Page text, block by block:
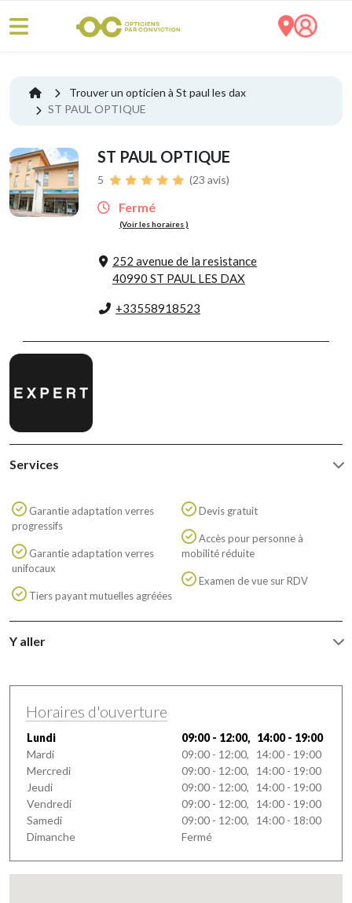
Trouver un opticien à St paul les dax
ST PAUL OPTIQUE
ST PAUL OPTIQUE
5 (23 avis)
Fermé
(Voir les horaires )
252 avenue de la resistance
40990 ST PAUL LES DAX
+33558918523
Services
Garantie adaptation verres
progressifs
Garantie adaptation verres
unifocaux
Tiers payant mutuelles agréées
Devis gratuit
Accès pour personne à
mobilité réduite
Examen de vue sur RDV
Y aller
Horaires d'ouverture
Lundi
09:00 - 12:00, 14:00 - 19:00
Mardi
09:00 - 12:00, 14:00 - 19:00
Mercredi
09:00 - 12:00, 14:00 - 19:00
Jeudi
09:00 - 12:00, 14:00 - 19:00
Vendredi
09:00 - 12:00, 14:00 - 19:00
Samedi
09:00 - 12:00, 14:00 - 18:00
Dimanche
Fermé